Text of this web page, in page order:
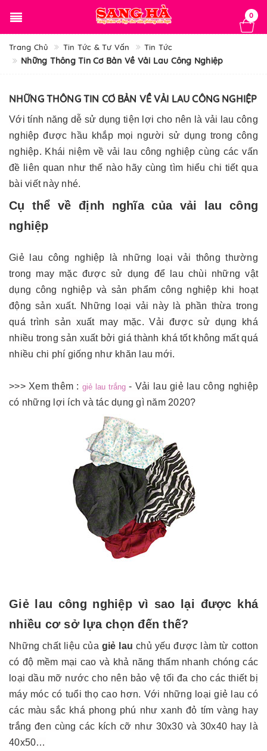
0
Trang Chủ Tin Tức & Tư Vấn Tin Tức
Những Thông Tin Cơ Bản Về Vải Lau Công Nghiệp
NHỮNG THÔNG TIN CƠ BẢN VỀ VẢI LAU CÔNG NGHIỆP
Với tính năng dễ sử dụng tiện lợi cho nên là vải lau công
nghiệp được hầu khắp mọi người sử dụng trong công
nghiệp. Khái niệm về vải lau công nghiệp cùng các vấn
đề liên quan như thế nào hãy cùng tìm hiểu chi tiết qua
bài viết này nhé.
Cụ thể về định nghĩa của vải lau công
nghiệp
Giẻ lau công nghiệp là những loại vải thông thường
trong may mặc được sử dụng để lau chùi những vật
dụng công nghiệp và sản phẩm công nghiệp khi hoạt
động sản xuất. Những loại vải này là phần thừa trong
quá trình sản xuất may mặc. Vải được sử dụng khá
nhiều trong sản xuất bởi giá thành khá tốt không mất quá
nhiều chi phí giống như khăn lau mới.
>>> Xem thêm : giẻ lau trắng - Vải lau giẻ lau công nghiệp
có những lợi ích và tác dụng gì năm 2020?
Giẻ lau công nghiệp vì sao lại được khá
nhiều cơ sở lựa chọn đến thế?
Những chất liệu của giẻ lau chủ yếu được làm từ cotton
có độ mềm mại cao và khả năng thấm nhanh chóng các
loại dầu mỡ nước cho nên bảo vệ tối đa cho các thiết bị
máy móc có tuổi thọ cao hơn. Với những loại giẻ lau có
các màu sắc khá phong phú như xanh đỏ tím vàng hay
trắng đen cùng các kích cỡ như 30x30 và 30x40 hay là
40x50…